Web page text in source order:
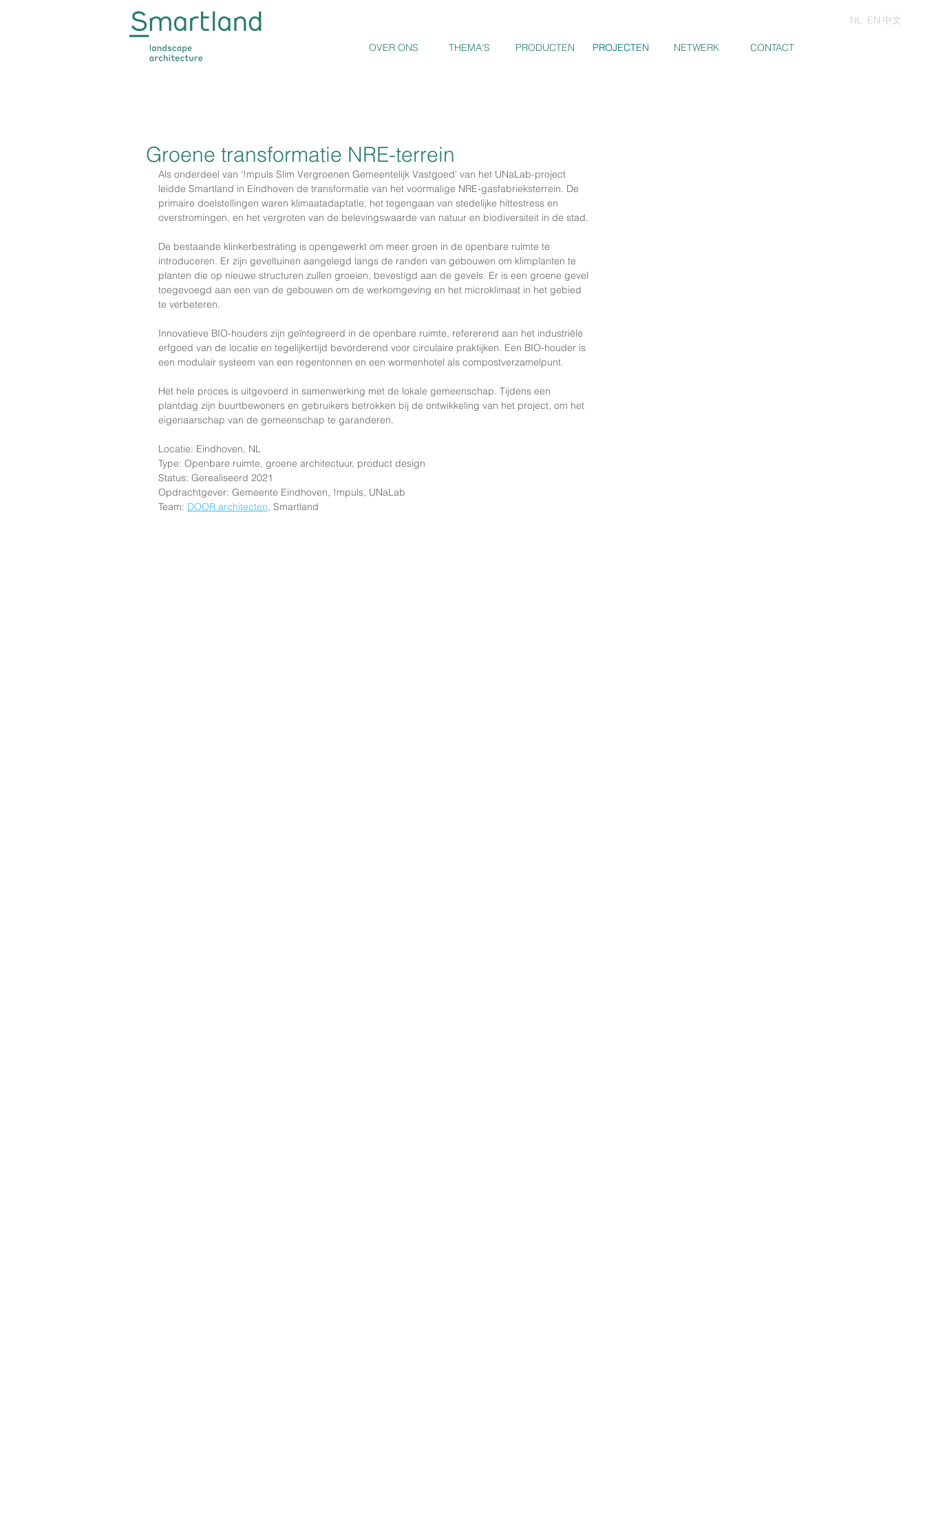
NL EN 中文
OVER ONS THEMA'S PRODUCTEN PROJECTEN
PROJECTEN NETWERK CONTACT
Groene transformatie NRE-terrein
Als onderdeel van '!mpuls Slim Vergroenen Gemeentelijk Vastgoed' van het UNaLab-project
leidde Smartland in Eindhoven de transformatie van het voormalige NRE-gasfabrieksterrein. De
primaire doelstellingen waren klimaatadaptatie, het tegengaan van stedelijke hittestress en
overstromingen, en het vergroten van de belevingswaarde van natuur en biodiversiteit in de stad.
De bestaande klinkerbestrating is opengewerkt om meer groen in de openbare ruimte te
introduceren. Er zijn geveltuinen aangelegd langs de randen van gebouwen om klimplanten te
planten die op nieuwe structuren zullen groeien, bevestigd aan de gevels. Er is een groene gevel
toegevoegd aan een van de gebouwen om de werkomgeving en het microklimaat in het gebied
te verbeteren.
Innovatieve BIO-houders zijn geïntegreerd in de openbare ruimte, refererend aan het industriële
erfgoed van de locatie en tegelijkertijd bevorderend voor circulaire praktijken. Een BIO-houder is
een modulair systeem van een regentonnen en een wormenhotel als compostverzamelpunt.
Het hele proces is uitgevoerd in samenwerking met de lokale gemeenschap. Tijdens een
plantdag zijn buurtbewoners en gebruikers betrokken bij de ontwikkeling van het project, om het
eigenaarschap van de gemeenschap te garanderen.
Locatie: Eindhoven, NL
Type: Openbare ruimte, groene architectuur, product design
Status: Gerealiseerd 2021
Opdrachtgever: Gemeente Eindhoven, !mpuls, UNaLab
Team: DOOR architecten, Smartland